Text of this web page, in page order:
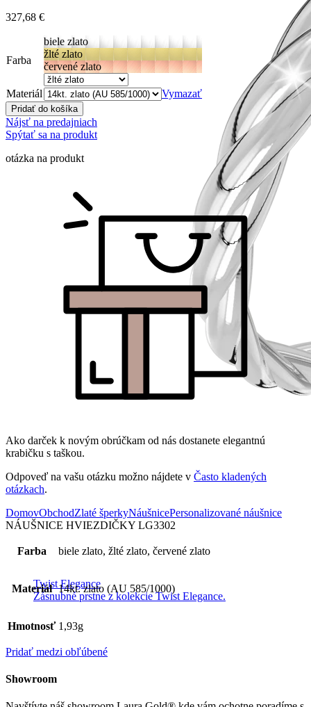
Twist Elegance
Zásnubné prstne z kolekcie Twist Elegance.
327,68 €
Farba
biele zlato
žlté zlato
červené zlato
Materiál Vymazať
Pridať do košíka
Nájsť na predajniach
Spýtať sa na produkt
otázka na produkt
Ako darček k novým obrúčkam od nás dostanete elegantnú
krabičku s taškou.
Odpoveď na vašu otázku možno nájdete v Často kladených
otázkach.
DomovObchodZlaté šperkyNáušnicePersonalizované náušnice
NÁUŠNICE HVIEZDIČKY LG3302
Farba biele zlato, žlté zlato, červené zlato
Materiál 14kt. zlato (AU 585/1000)
Hmotnosť 1,93g
Pridať medzi obľúbené
Showroom